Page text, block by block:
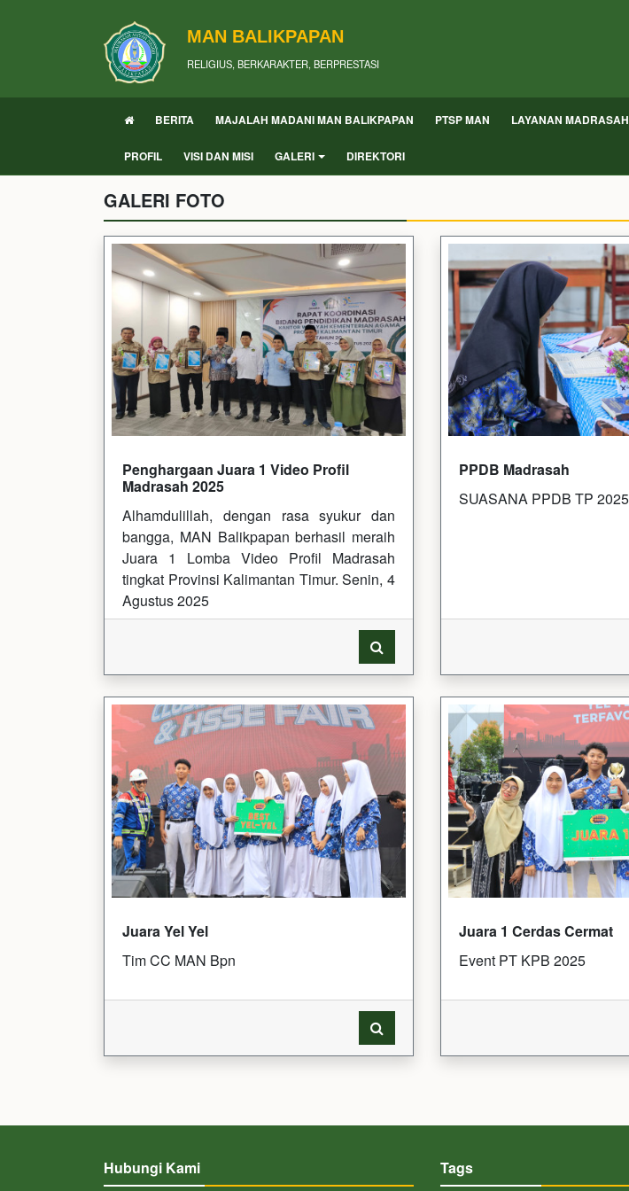
MAN BALIKPAPAN
RELIGIUS, BERKARAKTER, BERPRESTASI
BERITA MAJALAH MADANI MAN BALIKPAPAN PTSP MAN LAYANAN MADRASAH
PROFIL VISI DAN MISI GALERI DIREKTORI
GALERI FOTO
Penghargaan Juara 1 Video Profil
Madrasah 2025
Alhamdulillah, dengan rasa syukur dan
bangga, MAN Balikpapan berhasil meraih
Juara 1 Lomba Video Profil Madrasah
tingkat Provinsi Kalimantan Timur. Senin, 4
Agustus 2025
PPDB Madrasah
SUASANA PPDB TP
Juara Yel Yel
Tim CC MAN Bpn
Juara 1 Cerdas Cermat
Event PT KPB 2025
Hubungi Kami Tags